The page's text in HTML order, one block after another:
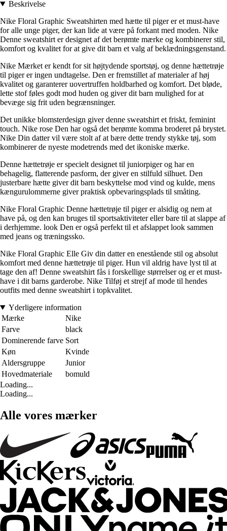
Beskrivelse
Nike Floral Graphic Sweatshirten med hætte til piger er et must-have
for alle unge piger, der kan lide at være på forkant med moden. Nike
Denne sweatshirt er designet af det berømte mærke og kombinerer stil,
komfort og kvalitet for at give dit barn et valg af beklædningsgenstand.
Nike Mærket er kendt for sit højtydende sportstøj, og denne hættetrøje
til piger er ingen undtagelse. Den er fremstillet af materialer af høj
kvalitet og garanterer uovertruffen holdbarhed og komfort. Det bløde,
lette stof føles godt mod huden og giver dit barn mulighed for at
bevæge sig frit uden begrænsninger.
Det unikke blomsterdesign giver denne sweatshirt et friskt, feminint
touch. Nike rose Den har også det berømte komma broderet på brystet.
Nike Din datter vil være stolt af at bære dette trendy stykke tøj, som
kombinerer de nyeste modetrends med det ikoniske mærke.
Denne hættetrøje er specielt designet til juniorpiger og har en
behagelig, flatterende pasform, der giver en stilfuld silhuet. Den
justerbare hætte giver dit barn beskyttelse mod vind og kulde, mens
kængurulommerne giver praktisk opbevaringsplads til småting.
Nike Floral Graphic Denne hættetrøje til piger er alsidig og nem at
have på, og den kan bruges til sportsaktiviteter eller bare til at slappe af
i derhjemme. look Den er også perfekt til et afslappet look sammen
med jeans og træningssko.
Nike Floral Graphic Elle Giv din datter en enestående stil og absolut
komfort med denne hættetrøje til piger. Hun vil aldrig have lyst til at
tage den af! Denne sweatshirt fås i forskellige størrelser og er et must-
have i dit barns garderobe. Nike Tilføj et strejf af mode til hendes
outfits med denne sweatshirt i topkvalitet.
Yderligere information
Mærke
Nike
Farve
black
Dominerende farve Sort
Køn
Kvinde
Aldersgruppe
Junior
Hovedmateriale
bomuld
Loading...
Loading...
Alle vores mærker